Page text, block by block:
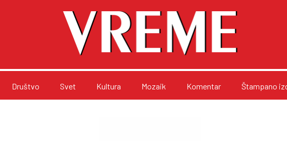
Društvo Svet Kultura Mozaik Komentar Štampano